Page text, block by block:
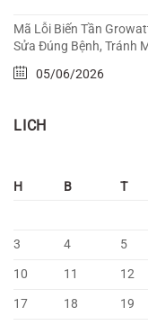
Mã Lỗi Biến Tần
Sửa Đúng Bệnh, Tránh
05/06/2026
LICH
H B T
3
4 5
10
11 12
17
18 19